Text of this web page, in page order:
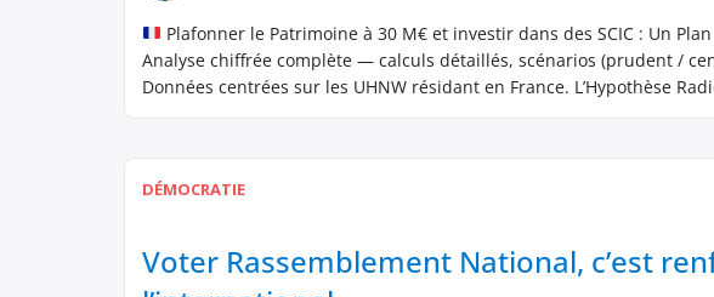
Plafonner le Patrimoine à 30 M€ et investir dans des SCIC : Un
Analyse chiffrée complète — calculs détaillés, scénarios (prudent /
Données centrées sur les UHNW résidant en France. L’Hypothèse
DÉMOCRATIE
Voter Rassemblement National, c’est